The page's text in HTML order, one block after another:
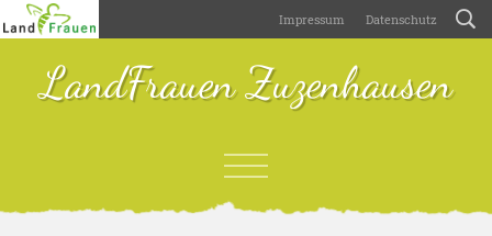
Impressum Datenschutz
LandFrauen Zuzenhausen